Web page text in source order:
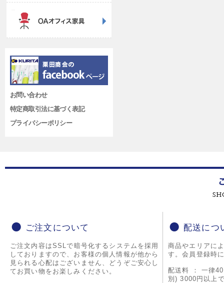
お問い合わせ
特定商取引法に基づく表記
プライバシーポリシー
ご注文について
ご注文内容はSSLで暗号化するシステムを採用
しておりますので、お客様の個人情報が他から
見られる心配はございません、どうぞご安心し
てお買い物をお楽しみください。
配送につ
商品やエリアに
す。会員登録時
配送料 ： 一律
別) 3000円以上